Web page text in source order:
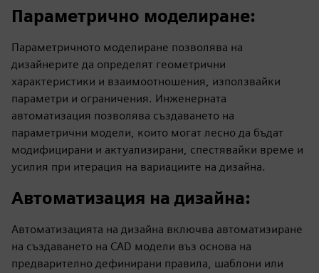
Параметрично моделиране:
Параметричното моделиране позволява на
дизайнерите да определят геометрични
характеристики и взаимоотношения, използвайки
параметри и ограничения. Инженерната
автоматизация позволява създаването на
параметрични модели, които могат лесно да бъдат
модифицирани и актуализирани, спестявайки време и
усилия при итерация на вариациите на дизайна.
Автоматизация на дизайна:
Автоматизацията на дизайна включва автоматизиране
на създаването на CAD модели въз основа на
предварително дефинирани правила, шаблони или